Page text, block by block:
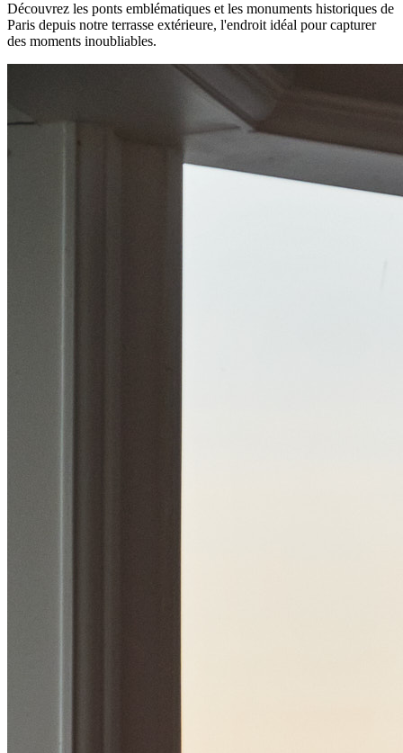
Découvrez les ponts emblématiques et les monuments historiques de
Paris depuis notre terrasse extérieure, l'endroit idéal pour capturer
des moments inoubliables.